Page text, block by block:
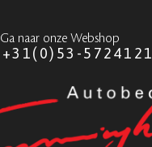
Ga naar onze Webshop
+31(0)53-5724121